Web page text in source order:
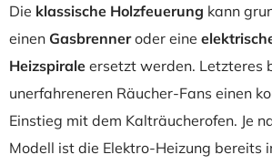
Die klassische Holzfeuerung kann
einen Gasbrenneroder eine
Heizspirale ersetzt werden. Letzteres
unerfahreneren Räucher-Fans einen
Einstieg mit dem Kalträucherofen. Je
Modell ist die Elektro-Heizung bereits